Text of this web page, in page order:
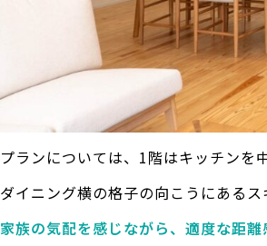
プランについては、1階はキッチンを
ダイニング横の格子の向こうにある
家族の気配を感じながら、適度な距